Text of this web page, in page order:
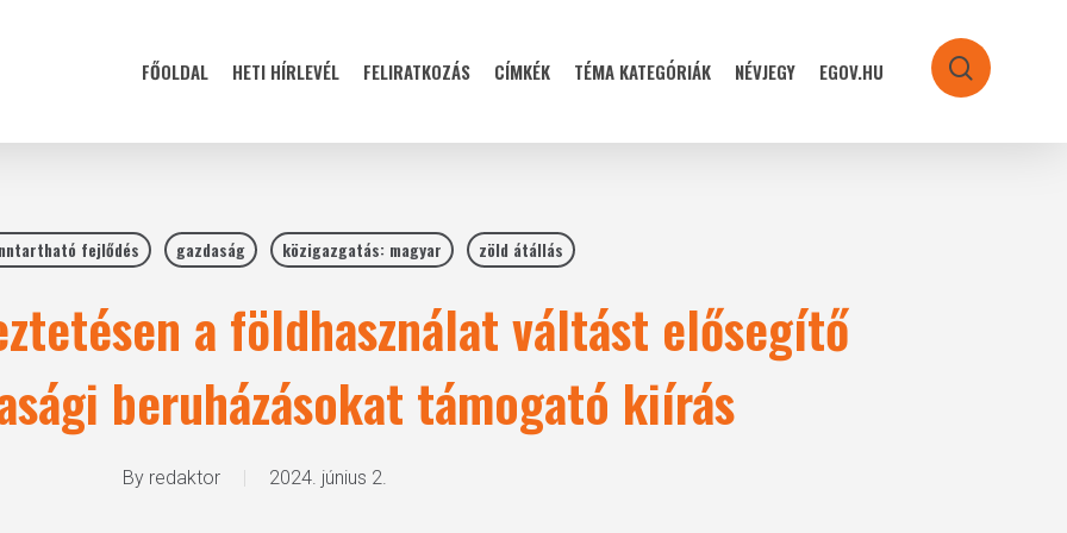
FŐOLDAL HETI HÍRLEVÉL FELIRATKOZÁS CÍMKÉK TÉMA KATEGÓRIÁK NÉVJEGY EGOV.HU search
fejlődés gazdaság közigazgatás: magyar zöld átállás
a földhasználat váltást elősegítő
beruházásokat támogató kiírás
By redaktor 2024. június 2.